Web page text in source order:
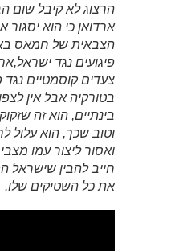
הרצוג לא קיבל שום
ארדואן כי הוא
הצבאית של חמאס
פיגועים נגד
צעדים קוסמטיים
בטורקיה אבל אין
בינתיים, הוא זה
וטוב שכך, הוא עלול
ואסור ליצור עמו
חייב להבין שישראל
את כל השטיקים שלו.